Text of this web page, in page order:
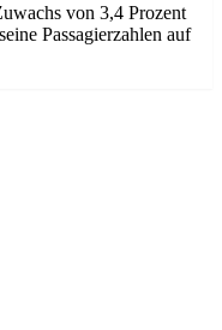
von 3,4 Prozent
Passagierzahlen auf